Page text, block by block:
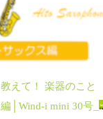
教えて！ 楽器のこ
編│Wind-i mini 30号_